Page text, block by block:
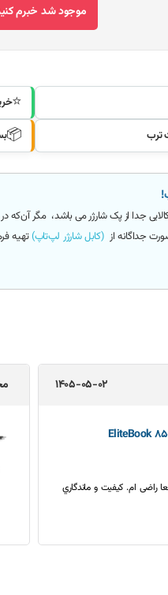
موجود شد خبرم
⭐
📦
جدا از پک شارژر می باشد، مگر آن‌که
جداگانه از (کابل شارژر لپ‌تاپ)تهیه
1405-05-02
راضی ام. کیفیت و ماندگاري